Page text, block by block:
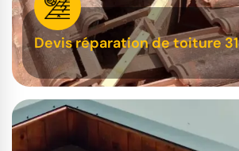
Devis réparation de toiture 31